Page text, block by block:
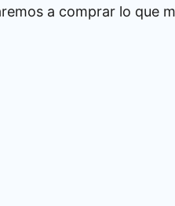
a comprar lo que